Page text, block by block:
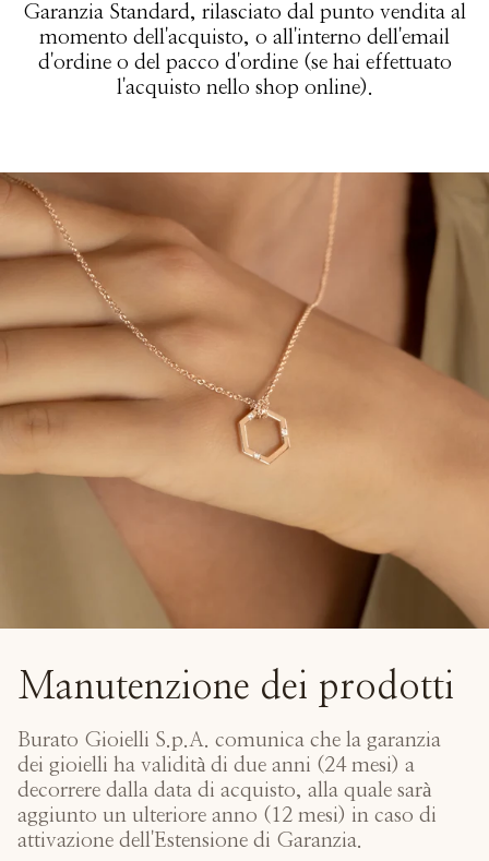
Garanzia Standard, rilasciato dal punto vendita al
momento dell'acquisto, o all'interno dell'email
d'ordine o del pacco d'ordine (se hai effettuato
l'acquisto nello shop online).
Manutenzione dei prodotti
Burato Gioielli S.p.A. comunica che la garanzia
dei gioielli ha validità di due anni (24 mesi) a
decorrere dalla data di acquisto, alla quale sarà
aggiunto un ulteriore anno (12 mesi) in caso di
attivazione dell'Estensione di Garanzia.